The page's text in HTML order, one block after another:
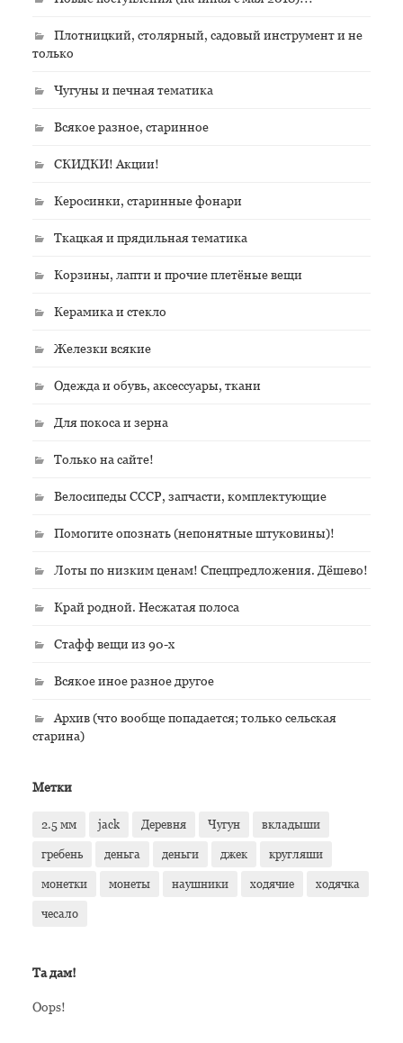
Плотницкий, столярный, садовый инструмент и не
только
Чугуны и печная тематика
Всякое разное, старинное
СКИДКИ! Акции!
Керосинки, старинные фонари
Ткацкая и прядильная тематика
Корзины, лапти и прочие плетёные вещи
Керамика и стекло
Железки всякие
Одежда и обувь, аксессуары, ткани
Для покоса и зерна
Только на сайте!
Велосипеды СССР, запчасти, комплектующие
Помогите опознать (непонятные штуковины)!
Лоты по низким ценам! Спецпредложения. Дёшево!
Край родной. Несжатая полоса
Стафф вещи из 90-х
Всякое иное разное другое
Архив (что вообще попадается; только сельская
старина)
Метки
2.5 мм jack Деревня Чугун вкладыши
гребень деньга деньги джек кругляши
монетки монеты наушники ходячие ходячка
чесало
Та дам!
Oops!